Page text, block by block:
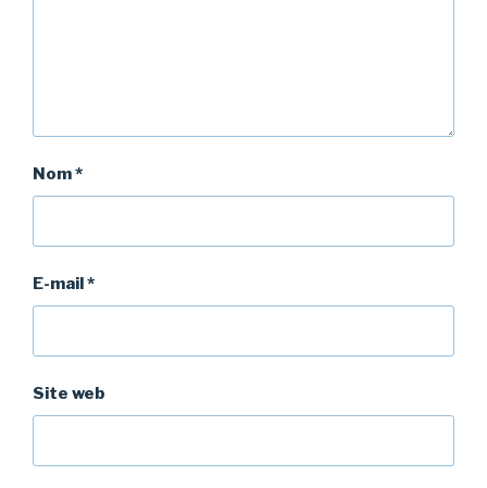
Nom*
E-mail*
Site web